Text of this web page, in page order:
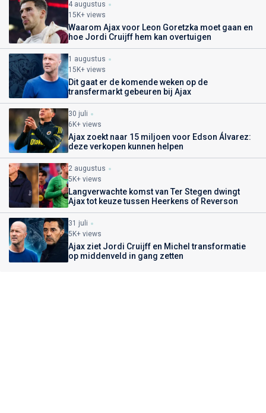
4 augustus
15K+ views
Waarom Ajax voor Leon Goretzka moet gaan en
hoe Jordi Cruijff hem kan overtuigen
1 augustus
15K+ views
Dit gaat er de komende weken op de
transfermarkt gebeuren bij Ajax
30 juli
6K+ views
Ajax zoekt naar 15 miljoen voor Edson Álvarez:
deze verkopen kunnen helpen
2 augustus
5K+ views
Langverwachte komst van Ter Stegen dwingt
Ajax tot keuze tussen Heerkens of Reverson
31 juli
5K+ views
Ajax ziet Jordi Cruijff en Michel transformatie
op middenveld in gang zetten